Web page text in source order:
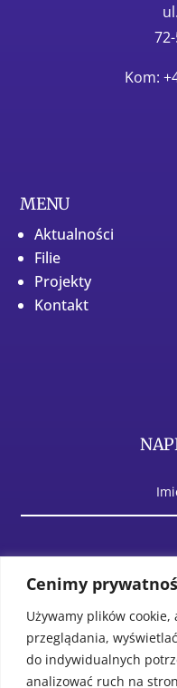
Cenimy
Używamy plików
przeglądania,
do indywidualnych
analizować ruch na
Kom:
MENU
Aktualności
Filie
Projekty
Kontakt